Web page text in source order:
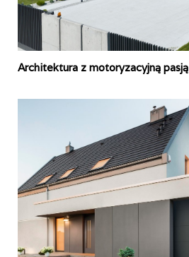
Architektura z motoryzacyjną pasją